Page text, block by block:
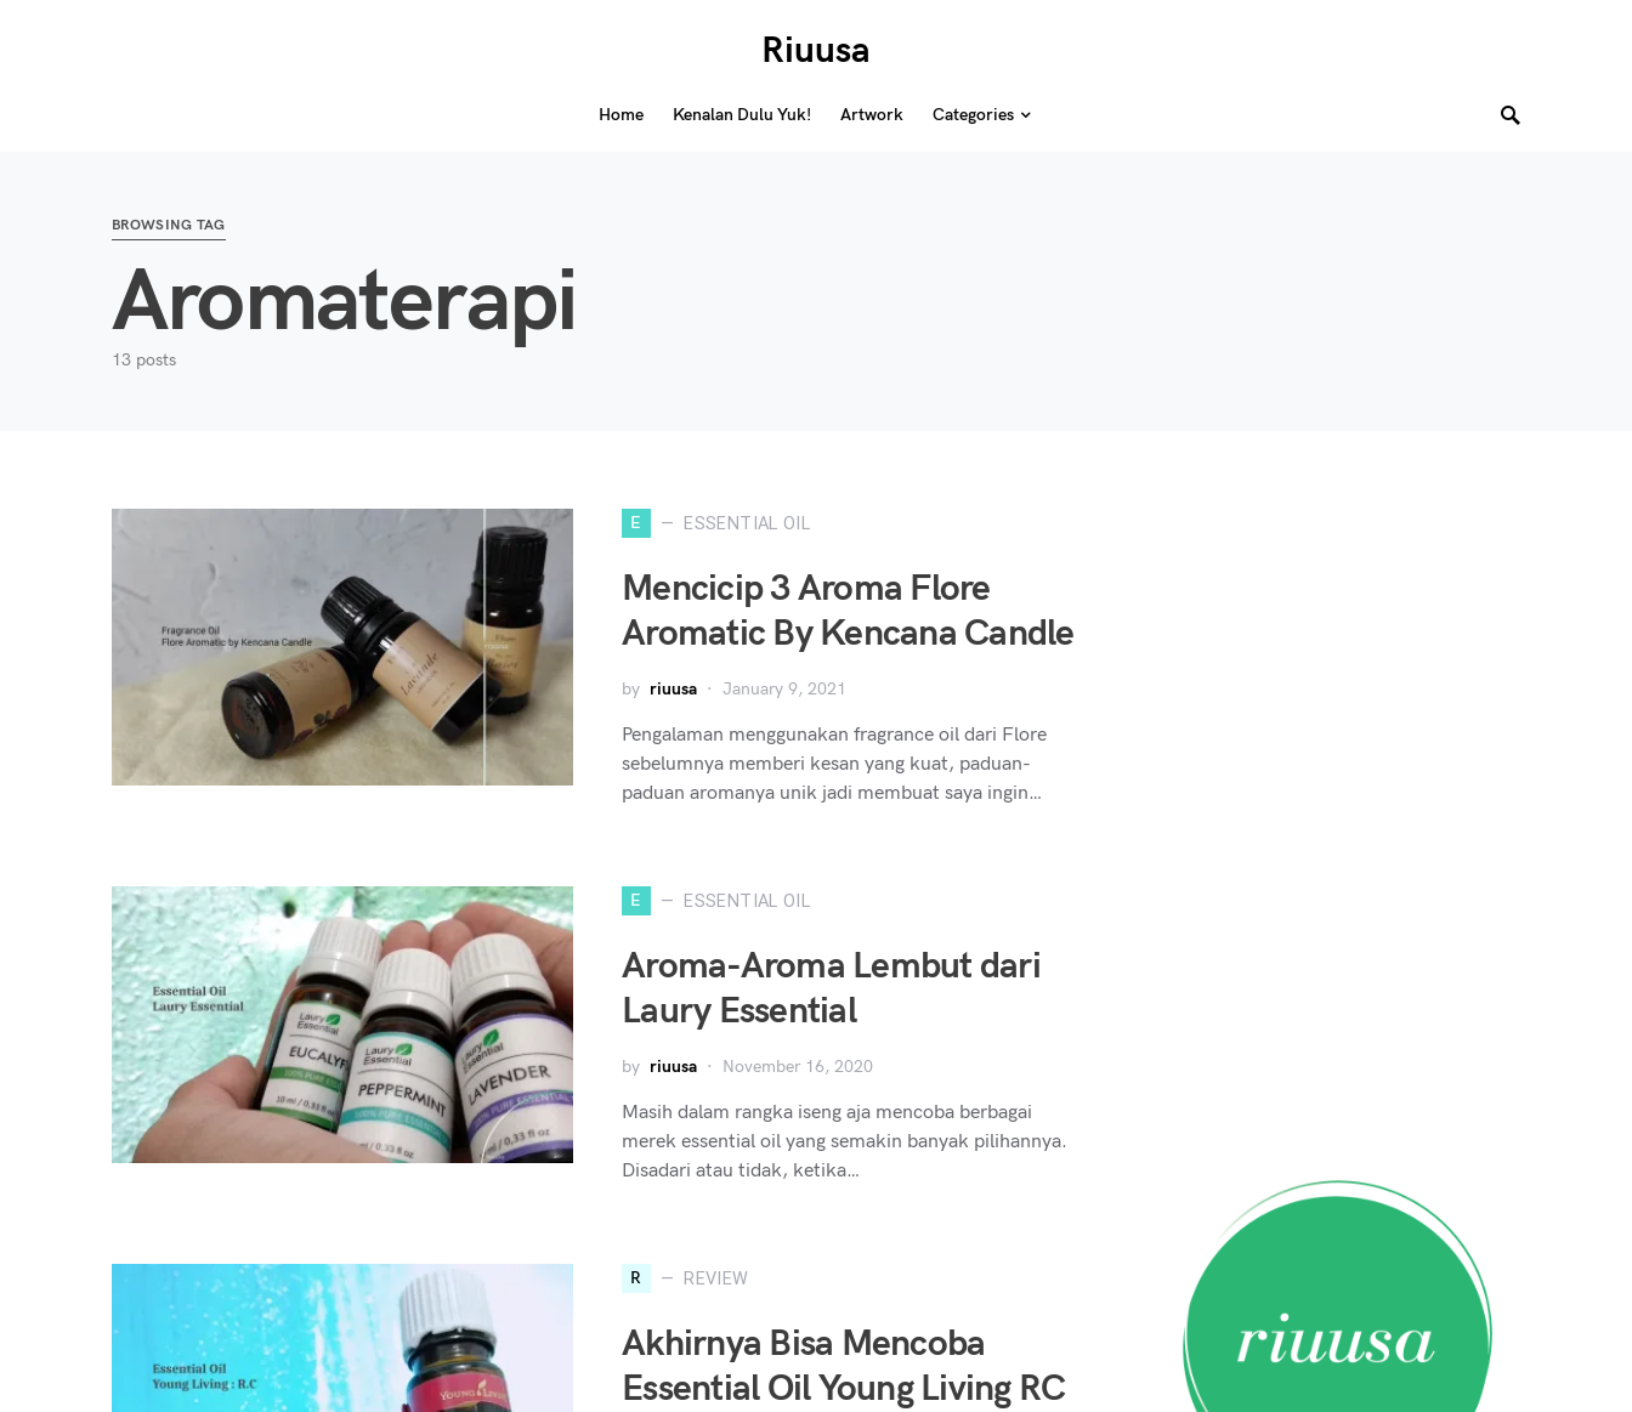
Riuusa
Home Kenalan Dulu Yuk! Artwork Categories
BROWSING TAG
Aromaterapi
13 posts
E ESSENTIAL OIL
Mencicip 3 Aroma Flore
Aromatic By Kencana Candle
by riuusa January 9, 2021
Pengalaman menggunakan fragrance oil dari Flore
sebelumnya memberi kesan yang kuat, paduan-
paduan aromanya unik jadi membuat saya ingin…
E ESSENTIAL OIL
Aroma-Aroma Lembut dari
Laury Essential
by riuusa November 16, 2020
Masih dalam rangka iseng aja mencoba berbagai
merek essential oil yang semakin banyak pilihannya.
Disadari atau tidak, ketika…
R REVIEW
Akhirnya Bisa Mencoba
Essential Oil Young Living RC